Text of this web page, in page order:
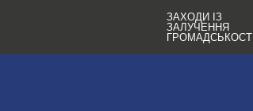
ЗАХОДИ ІЗ
ЗАЛУЧЕННЯ
ГРОМАДСЬКОСТІ